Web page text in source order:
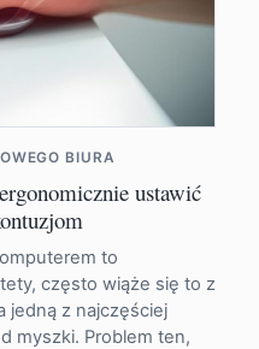
BIURA
ustawić
to
często wiąże się to z
jedną z najczęściej
myszki. Problem ten,